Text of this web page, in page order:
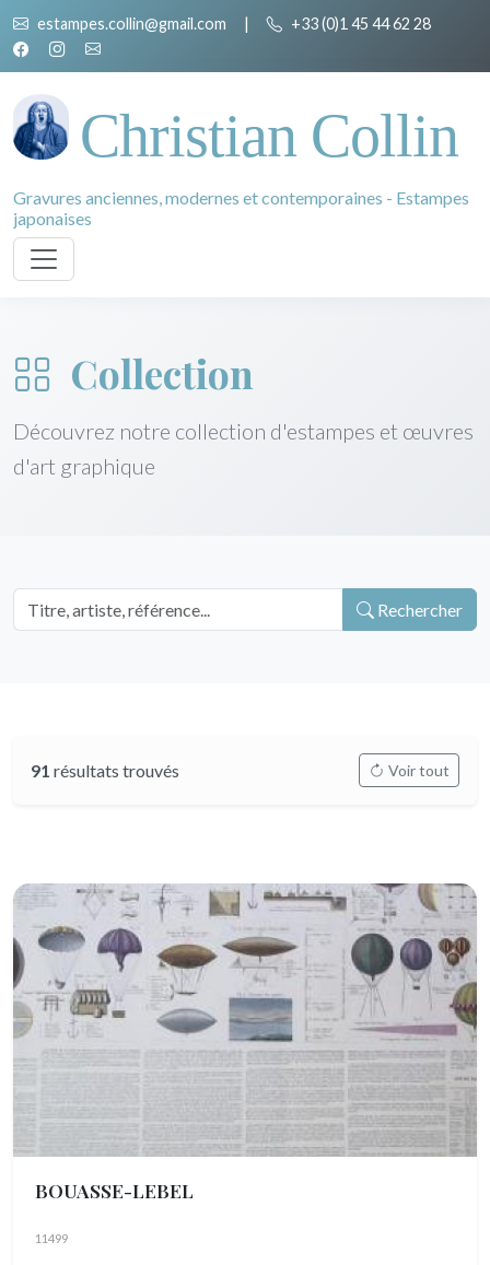
estampes.collin@gmail.com | +33 (0)1 45 44 62 28
Christian Collin
Gravures anciennes, modernes et contemporaines - Estampes
japonaises
Collection
Découvrez notre collection d'estampes et œuvres
d'art graphique
Rechercher
91 résultats trouvés Voir tout
BOUASSE-LEBEL
11499